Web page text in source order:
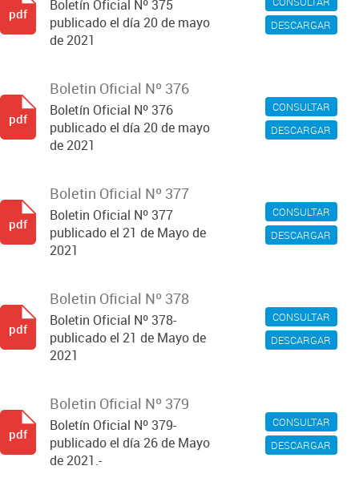
DESCARGAR
Boletín Oficial Nº 375
publicado el día 20 de mayo
de 2021
pdf
CONSULTAR
DESCARGAR
Boletin Oficial Nº 376
Boletín Oficial Nº 376
publicado el día 20 de mayo
de 2021
pdf
CONSULTAR
DESCARGAR
Boletin Oficial Nº 377
Boletin Oficial Nº 377
publicado el 21 de Mayo de
2021
pdf
CONSULTAR
DESCARGAR
Boletin Oficial Nº 378
Boletin Oficial Nº 378-
publicado el 21 de Mayo de
2021
pdf
CONSULTAR
DESCARGAR
Boletin Oficial Nº 379
Boletín Oficial Nº 379-
publicado el día 26 de Mayo
de 2021.-
pdf